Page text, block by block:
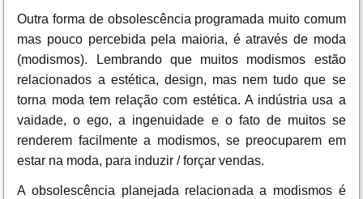
Outra forma de obsolescência programada muito comum
mas pouco percebida pela maioria, é através de moda
(modismos). Lembrando que muitos modismos estão
relacionados a estética, design, mas nem tudo que se
torna moda tem relação com estética. A indústria usa a
vaidade, o ego, a ingenuidade e o fato de muitos se
renderem facilmente a modismos, se preocuparem em
estar na moda, para induzir / forçar vendas.
A obsolescência planejada relacionada a modismos é